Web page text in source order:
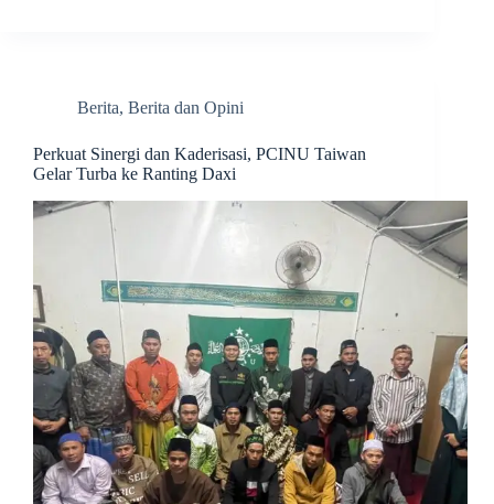
Berita, Berita dan Opini
Perkuat Sinergi dan Kaderisasi, PCINU Taiwan
Gelar Turba ke Ranting Daxi